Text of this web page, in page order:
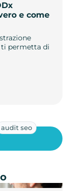
e come
ti permetta di
audit seo